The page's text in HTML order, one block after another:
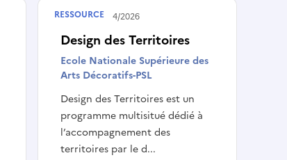
Design des Territoires
Ecole Nationale Supérieure des
Arts Décoratifs-PSL
Design des Territoires est un
programme multisitué dédié à
l’accompagnement des
territoires par le d...
Publié le10/04/2026
RESSOURCE